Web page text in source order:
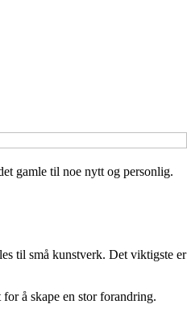
gamle til noe nytt og personlig.
til små kunstverk. Det viktigste er
å skape en stor forandring.